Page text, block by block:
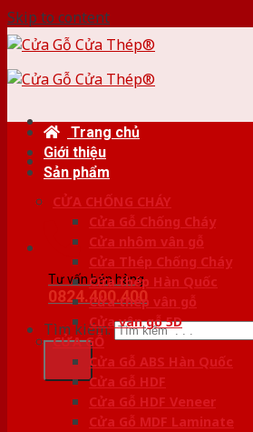
Skip to content
Tư vấn bán hàng
0824.400.400
Tìm kiếm:
Trang chủ
Giới thiệu
Sản phẩm
CỬA CHỐNG CHÁY
Cửa Gỗ Chống Cháy
Cửa nhôm vân gỗ
Cửa Thép Chống Cháy
Cửa thép Hàn Quốc
Cửa thép vân gỗ
Cửa vân gỗ 5D
CỬA GỖ
Cửa Gỗ ABS Hàn Quốc
Cửa Gỗ HDF
Cửa Gỗ HDF Veneer
Cửa Gỗ MDF Laminate